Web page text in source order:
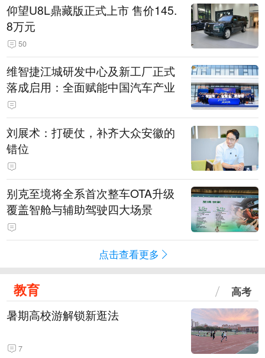
仰望U8L鼎藏版正式上市 售价145.
8万元
50
维智捷江城研发中心及新工厂正式
落成启用：全面赋能中国汽车产业
刘展术：打硬仗，补齐大众安徽的
错位
别克至境将全系首次整车OTA升级
覆盖智舱与辅助驾驶四大场景
点击查看更多
教育 高考
暑期高校游解锁新逛法
7